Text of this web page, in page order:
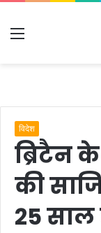
Menu
विदेश
ब्रिटैन
की
25